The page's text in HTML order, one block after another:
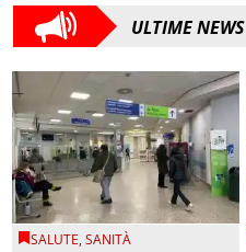
ULTIME NEWS
SALUTE,SANITÀ